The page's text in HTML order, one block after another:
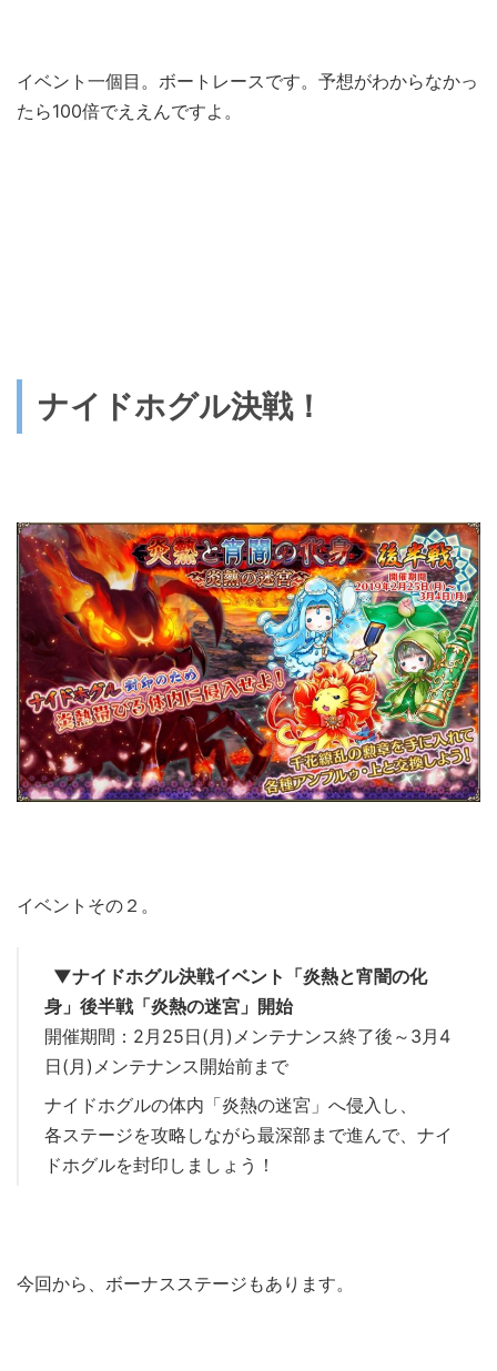
イベント一個目。ボートレースです。予想がわからなかっ
たら100倍でええんですよ。
ナイドホグル決戦！
イベントその２。
▼ナイドホグル決戦イベント「炎熱と宵闇の化
身」後半戦「炎熱の迷宮」開始
開催期間：2月25日(月)メンテナンス終了後～3月4
日(月)メンテナンス開始前まで
ナイドホグルの体内「炎熱の迷宮」へ侵入し、
各ステージを攻略しながら最深部まで進んで、ナイ
ドホグルを封印しましょう！
今回から、ボーナスステージもあります。